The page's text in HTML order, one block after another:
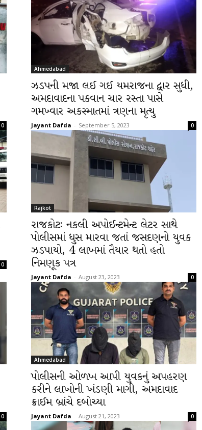
0
Ahmedabad
ઝડપની મજા લઈ ગઈ યમરાજના દ્વાર સુધી,
અમદાવાદના પકવાન ચાર રસ્તા પાસે
ગમખ્વાર અકસ્માતમાં ત્રણના મૃત્યુ
Jayant Dafda - September 5, 2023 0
0
Rajkot
રાજકોટઃ નકલી અપોઈન્ટમેન્ટ લેટર સાથે
પોલીસમાં ધુસ મારવા જતાં જસદણનો યુવક
ઝડપાયો, 4 લાખમાં તૈયાર થતો હતો
નિમણૂક પત્ર
Jayant Dafda - August 23, 2023 0
0
Ahmedabad
પોલીસની ઓળખ આપી યુવકનું અપહરણ
કરીને લાખોની ખંડણી માગી, અમદાવાદ
ક્રાઈમ બ્રાંચે દબોચ્યા
Jayant Dafda - August 21, 2023 0